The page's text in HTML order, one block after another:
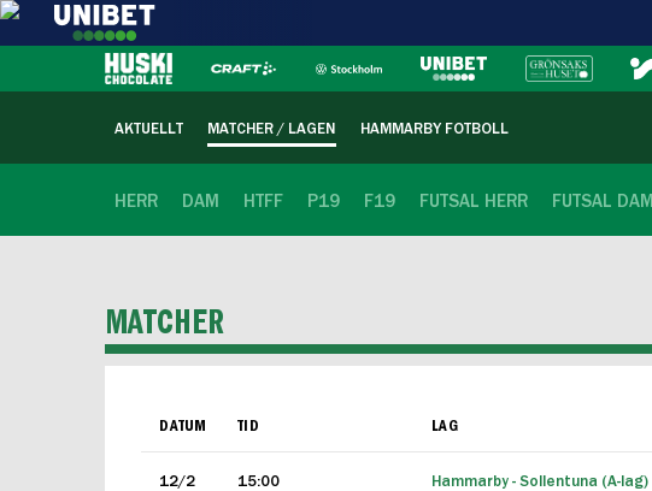
AKTUELLT MATCHER / LAGEN HAMMARBY FOTBOLL
HERR DAM HTFF P19 F19 FUTSAL HERR FUTSAL DAM
MATCHER
DATUM TID LAG
12/2 15:00 Hammarby - Sollentuna (A-lag)